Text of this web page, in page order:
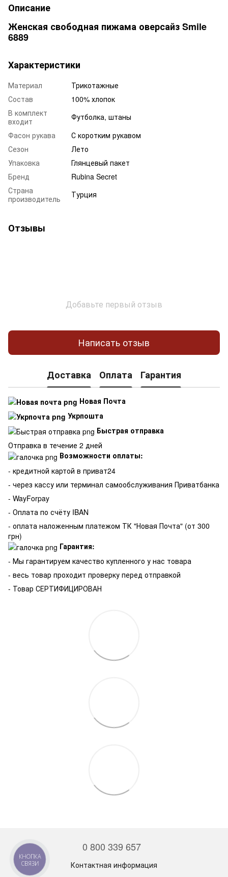
Описание
Женская свободная пижама оверсайз Smile
6889
Характеристики
Материал
Трикотажные
Состав
100% хлопок
В комплект
входит
Футболка, штаны
Фасон рукава
С коротким рукавом
Сезон
Лето
Упаковка
Глянцевый пакет
Бренд
Rubina Secret
Страна
производитель
Турция
Отзывы
Добавьте первый отзыв
Написать отзыв
Доставка Оплата Гарантия
Новая Почта
Укрпошта
Быстрая отправка
Отправка в течение 2 дней
Возможности оплаты:
- кредитной картой в приват24
- через кассу или терминал самообслуживания Приватбанка
- WayForpay
- Оплата по счёту IBAN
- оплата наложенным платежом ТК "Новая Почта" (от 300
грн)
Гарантия:
- Мы гарантируем качество купленного у нас товара
- весь товар проходит проверку перед отправкой
- Товар СЕРТИФИЦИРОВАН
0 800 339 657
Контактная информация
КНОПКА
СВЯЗИ